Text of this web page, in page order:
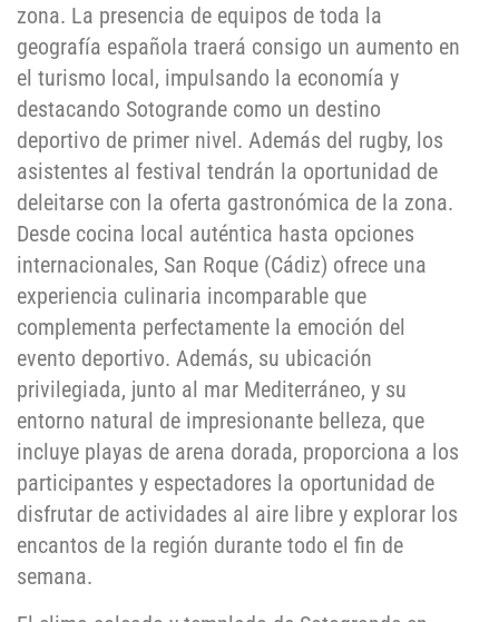
zona. La presencia de equipos de toda la
geografía española traerá consigo un aumento en
el turismo local, impulsando la economía y
destacando Sotogrande como un destino
deportivo de primer nivel. Además del rugby, los
asistentes al festival tendrán la oportunidad de
deleitarse con la oferta gastronómica de la zona.
Desde cocina local auténtica hasta opciones
internacionales, San Roque (Cádiz) ofrece una
experiencia culinaria incomparable que
complementa perfectamente la emoción del
evento deportivo. Además, su ubicación
privilegiada, junto al mar Mediterráneo, y su
entorno natural de impresionante belleza, que
incluye playas de arena dorada, proporciona a los
participantes y espectadores la oportunidad de
disfrutar de actividades al aire libre y explorar los
encantos de la región durante todo el fin de
semana.